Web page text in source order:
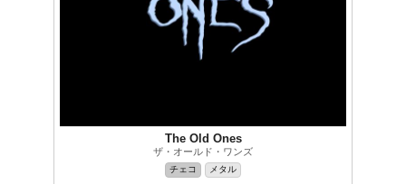
The Old Ones
ザ・オールド・ワンズ
チェコ メタル